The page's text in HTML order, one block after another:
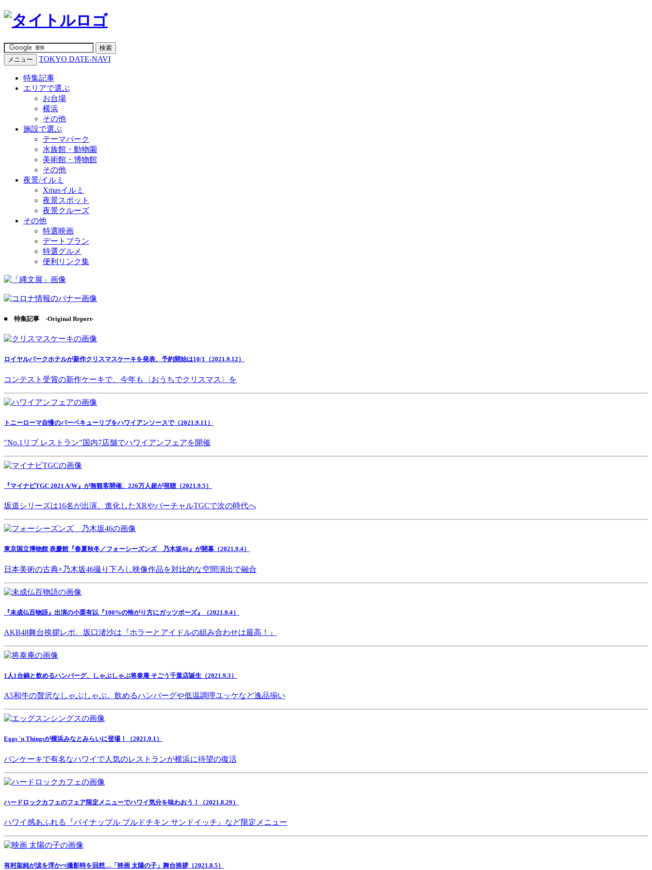
メニュー TOKYO DATE-NAVI
特集記事
エリアで選ぶ
お台場
横浜
その他
施設で選ぶ
テーマパーク
水族館・動物園
美術館・博物館
その他
夜景/イルミ
Xmasイルミ
夜景スポット
夜景クルーズ
その他
特選映画
デートプラン
特選グルメ
便利リンク集
■ 特集記事 -Original Report-
ロイヤルパークホテルが新作クリスマスケーキを発表、予約開始は10/1（2021.9.12）
コンテスト受賞の新作ケーキで、今年も〈おうちでクリスマス〉を
トニーローマ自慢のバーベキューリブをハワイアンソースで（2021.9.11）
"No.1リブ レストラン"国内7店舗でハワイアンフェアを開催
『マイナビTGC 2021 A/W』が無観客開催、226万人超が視聴（2021.9.5）
坂道シリーズは16名が出演、進化したXRやバーチャルTGCで次の時代へ
東京国立博物館 表慶館『春夏秋冬／フォーシーズンズ 乃木坂46』が開幕（2021.9.4）
日本美術の古典×乃木坂46撮り下ろし映像作品を対比的な空間演出で融合
『未成仏百物語』出演の小栗有以『100%の怖がり方にガッツポーズ』（2021.9.4）
AKB48舞台挨拶レポ、坂口渚沙は『ホラーとアイドルの組み合わせは最高！』
1人1台鍋と飲めるハンバーグ、しゃぶしゃぶ将泰庵 そごう千葉店誕生（2021.9.3）
A5和牛の贅沢なしゃぶしゃぶ。飲めるハンバーグや低温調理ユッケなど逸品揃い
Eggs 'n Thingsが横浜みなとみらいに登場！（2021.9.1）
パンケーキで有名なハワイで人気のレストランが横浜に待望の復活
ハードロックカフェのフェア限定メニューでハワイ気分を味わおう！（2021.8.29）
ハワイ感あふれる『パイナップル プルドチキン サンドイッチ』など限定メニュー
有村架純が涙を浮かべ撮影時を回想…「映画 太陽の子」舞台挨拶（2021.8.5）